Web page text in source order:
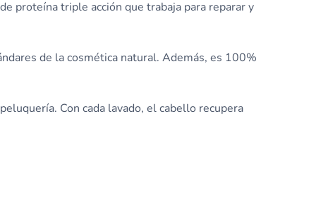
proteína triple acción que trabaja para reparar y
de la cosmética natural. Además, es 100%
Con cada lavado, el cabello recupera